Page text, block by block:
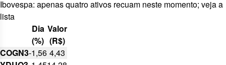
Ibovespa: apenas quatro ativos recuam neste momento; veja a
lista
Dia
(%)
Valor
(R$)
COGN3-1,56 4,43